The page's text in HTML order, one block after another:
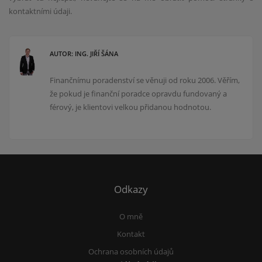
kontaktními údaji.
AUTOR: ING. JIŘÍ ŠÁNA
Finančnímu poradenství se věnuji od roku 2006. Věřím,
že pokud je finanční poradce opravdu fundovaný a
férový, je klientovi velkou přidanou hodnotou.
Odkazy
O mně
Kontakt
Ochrana osobních údajů